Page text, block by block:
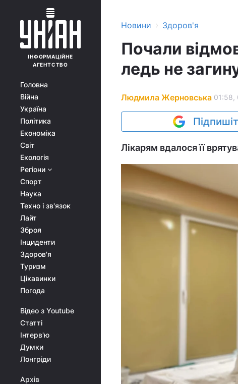
ІНФОРМАЦІЙНЕ
АГЕНТСТВО
Головна
Війна
Україна
Політика
Економіка
Світ
Екологія
Регіони
Спорт
Наука
Техно і зв'язок
Лайт
Зброя
Інциденти
Здоров'я
Туризм
Цікавинки
Погода
Відео з Youtube
Статті
Інтерв'ю
Думки
Лонгріди
Архів
Новини › Здоров'я
Почали
ледь не
Людмила Жерновська 01:58,
Лікарям вдалося її